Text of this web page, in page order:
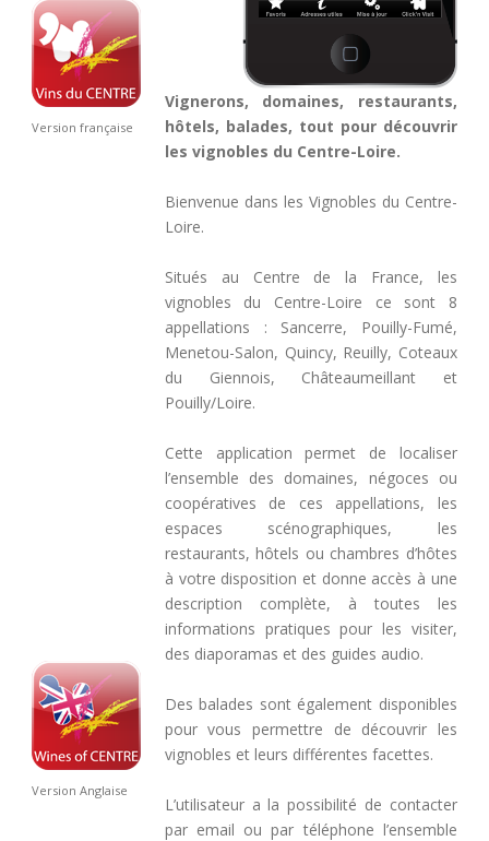
Version française
Vignerons, domaines, restaurants,
hôtels, balades, tout pour découvrir
les vignobles du Centre-Loire.
Bienvenue dans les Vignobles du Centre-
Loire.
Situés au Centre de la France, les
vignobles du Centre-Loire ce sont 8
appellations : Sancerre, Pouilly-Fumé,
Menetou-Salon, Quincy, Reuilly, Coteaux
du Giennois, Châteaumeillant et
Pouilly/Loire.
Cette application permet de localiser
l’ensemble des domaines, négoces ou
coopératives de ces appellations, les
espaces scénographiques, les
restaurants, hôtels ou chambres d’hôtes
à votre disposition et donne accès à une
description complète, à toutes les
informations pratiques pour les visiter,
des diaporamas et des guides audio.
Des balades sont également disponibles
pour vous permettre de découvrir les
vignobles et leurs différentes facettes.
L’utilisateur a la possibilité de contacter
par email ou par téléphone l’ensemble
Version Anglaise